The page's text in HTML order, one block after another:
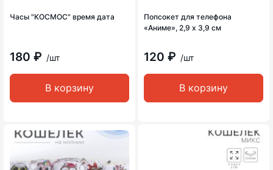
Часы "КОСМОС" время дата
180 ₽ /шт
В корзину
Попсокет для телефона
«Аниме», 2,9 х 3,9 см
120 ₽ /шт
В корзину